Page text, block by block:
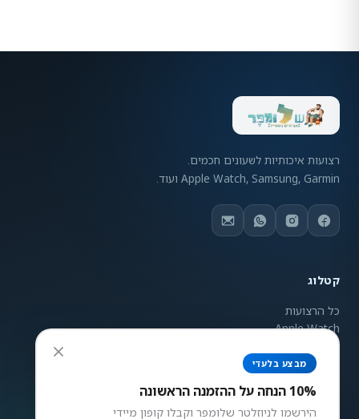
רצועות איכותיות לשעונים חכמים.
Apple Watch, Samsung, Garmin ועוד.
קטלוג
כל הרצועות
Apple Watch
Samsung Galaxy
Garmin
ניגודיות צבעים
גבוה הפוך אפור
גודל טקסט
מבצע בלעדי
10% הנחה על ההזמנה הראשונה
הירשמו לניוזלטר שלומפר וקבלו קופון מיידי